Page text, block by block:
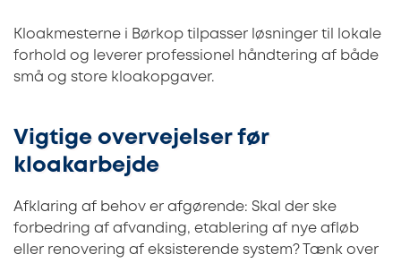
Kloakmesterne i Børkop tilpasser løsninger til lokale
forhold og leverer professionel håndtering af både
små og store kloakopgaver.
Vigtige overvejelser før
kloakarbejde
Afklaring af behov er afgørende: Skal der ske
forbedring af afvanding, etablering af nye afløb
eller renovering af eksisterende system? Tænk over